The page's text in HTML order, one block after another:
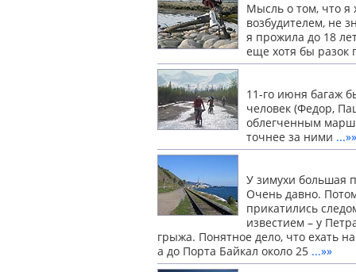
Мысль о том, что я
возбудителем, не
я прожила до 18
еще хотя бы разок
11-го июня багаж
человек (Федор,
облегченным
точнее за ними ...»»
У зимухи большая
Очень давно.
прикатились
известием – у
грыжа. Понятное дело, что ехать
а до Порта Байкал около 25 ...»»